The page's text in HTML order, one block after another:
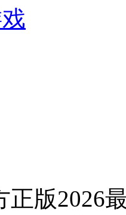
正版2026